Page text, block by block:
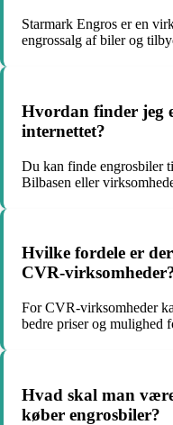
Starmark Engros er en
engrossalg af biler og
Hvordan finder jeg
internettet?
Du kan finde engrosbiler
Bilbasen eller
Hvilke fordele er
CVR-
For CVR-virksomheder
bedre priser og mulighed
Hvad skal man
køber engrosbiler?